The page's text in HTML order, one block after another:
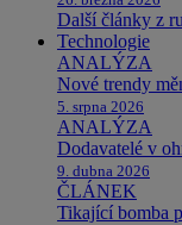
Další články z
Technologie
ANALÝZA
Nové trendy
5. srpna 2026
ANALÝZA
Dodavatelé v
9. dubna 2026
ČLÁNEK
Tikající bomba